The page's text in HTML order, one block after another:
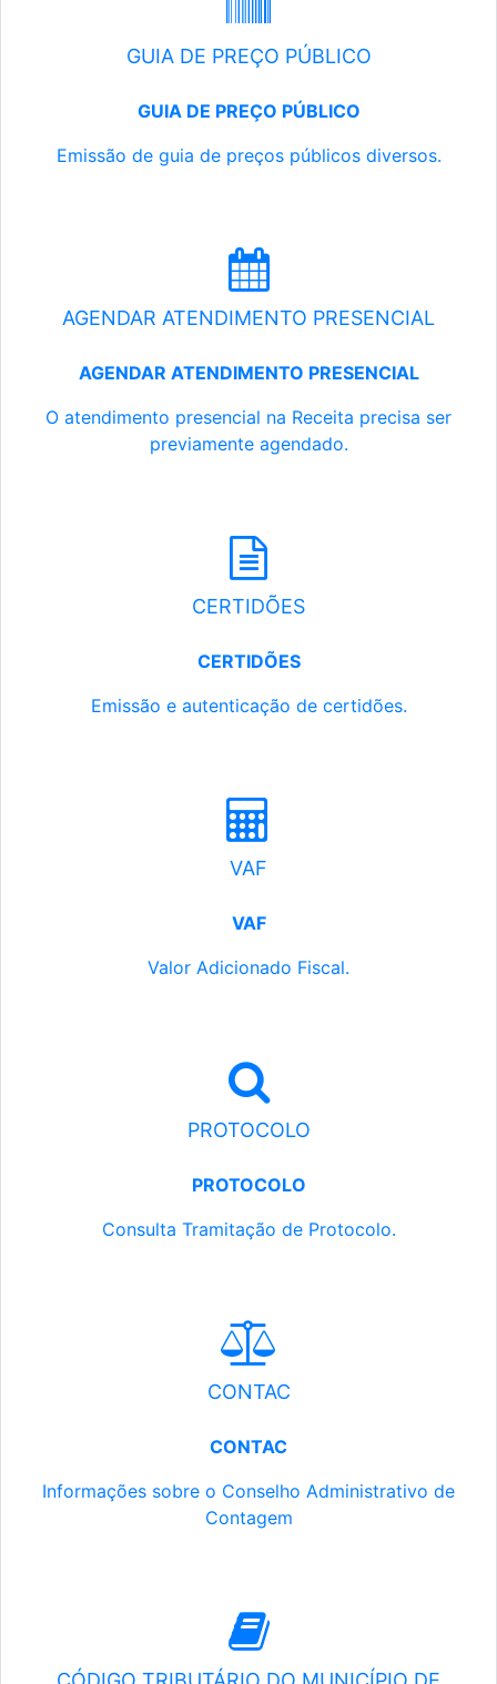
GUIA DE PREÇO PÚBLICO
GUIA DE PREÇO PÚBLICO
Emissão de guia de preços públicos diversos.
AGENDAR ATENDIMENTO PRESENCIAL
AGENDAR ATENDIMENTO PRESENCIAL
O atendimento presencial na Receita precisa ser
previamente agendado.
CERTIDÕES
CERTIDÕES
Emissão e autenticação de certidões.
VAF
VAF
Valor Adicionado Fiscal.
PROTOCOLO
PROTOCOLO
Consulta Tramitação de Protocolo.
CONTAC
CONTAC
Informações sobre o Conselho Administrativo de
Contagem